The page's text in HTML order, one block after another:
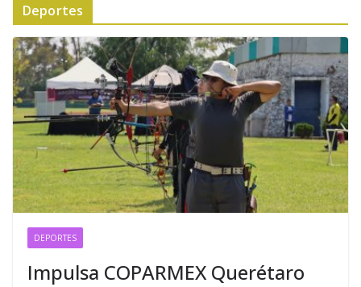
Deportes
DEPORTES
Impulsa COPARMEX Querétaro